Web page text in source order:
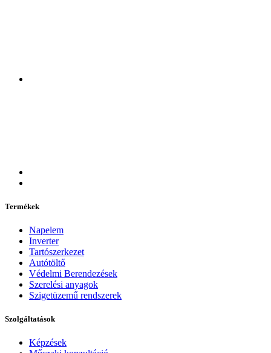
Termékek
Napelem
Inverter
Tartószerkezet
Autótöltő
Védelmi Berendezések
Szerelési anyagok
Szigetüzemű rendszerek
Szolgáltatások
Képzések